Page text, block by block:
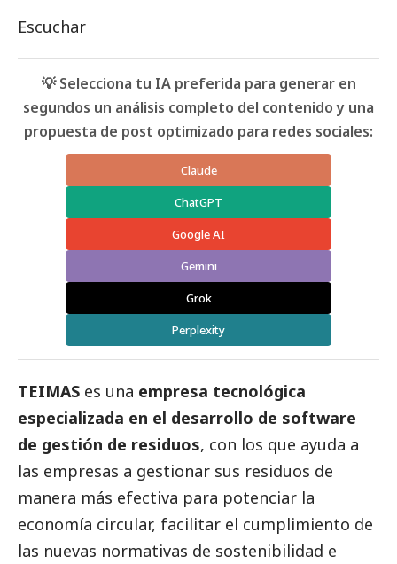
Escuchar
💡 Selecciona tu IA preferida para generar en
segundos un análisis completo del contenido y una
propuesta de post optimizado para redes sociales:
Claude
ChatGPT
Google AI
Gemini
Grok
Perplexity
TEIMAS es una empresa tecnológica
especializada en el desarrollo de software
de gestión de residuos, con los que ayuda a
las empresas a gestionar sus residuos de
manera más efectiva para potenciar la
economía circular, facilitar el cumplimiento de
las nuevas normativas de sostenibilidad e